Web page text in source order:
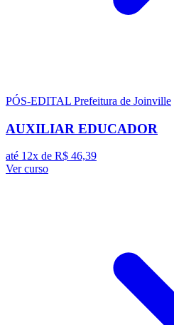
PÓS-EDITAL Prefeitura de Joinville
AUXILIAR EDUCADOR
até 12x de R$ 46,39
Ver curso